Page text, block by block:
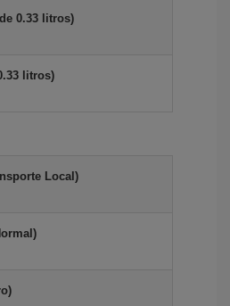
0.33 litros)
litros)
Local)